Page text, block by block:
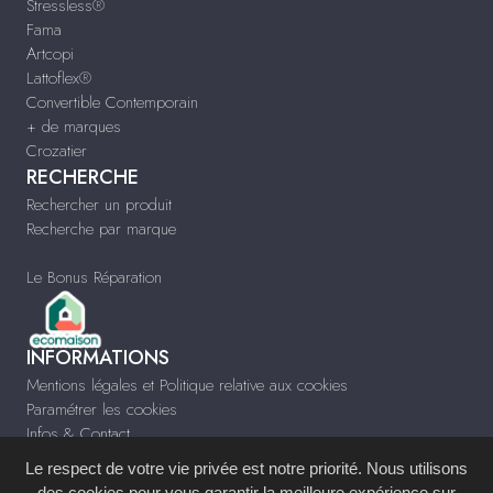
Stressless®
Fama
Artcopi
Lattoflex®
Convertible Contemporain
+ de marques
Crozatier
RECHERCHE
Rechercher un produit
Recherche par marque
Le Bonus Réparation
INFORMATIONS
Mentions légales et Politique relative aux cookies
Paramétrer les cookies
Infos & Contact
Le respect de votre vie privée est notre priorité. Nous utilisons